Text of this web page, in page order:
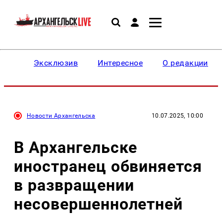
Эксклюзив Интересное О редакции
Новости Архангельска 10.07.2025, 10:00
В Архангельске
иностранец обвиняется
в развращении
несовершеннолетней